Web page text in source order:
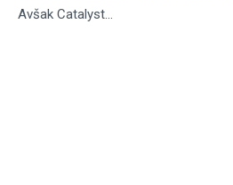
Avšak Catalyst...